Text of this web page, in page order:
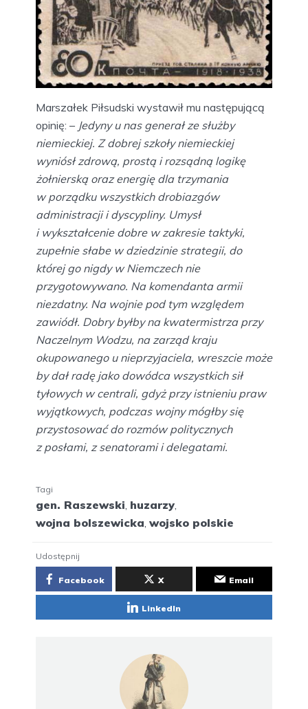
Marszałek Piłsudski wystawił mu następującą
opinię: – Jedyny u nas generał ze służby
niemieckiej. Z dobrej szkoły niemieckiej
wyniósł zdrową, prostą i rozsądną logikę
żołnierską oraz energię dla trzymania
w porządku wszystkich drobiazgów
administracji i dyscypliny. Umysł
i wykształcenie dobre w zakresie taktyki,
zupełnie słabe w dziedzinie strategii, do
której go nigdy w Niemczech nie
przygotowywano. Na komendanta armii
niezdatny. Na wojnie pod tym względem
zawiódł. Dobry byłby na kwatermistrza przy
Naczelnym Wodzu, na zarząd kraju
okupowanego u nieprzyjaciela, wreszcie może
by dał radę jako dowódca wszystkich sił
tyłowych w centrali, gdyż przy istnieniu praw
wyjątkowych, podczas wojny mógłby się
przystosować do rozmów politycznych
z posłami, z senatorami i delegatami.
Tagi
gen. Raszewski huzarzy
wojna bolszewicka wojsko polskie
Udostępnij
Facebook X Email
LinkedIn